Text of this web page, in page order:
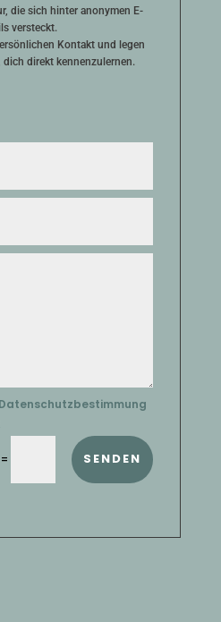
die sich hinter anonymen E-
versteckt.
Kontakt und legen
dich direkt kennenzulernen.
= SENDEN